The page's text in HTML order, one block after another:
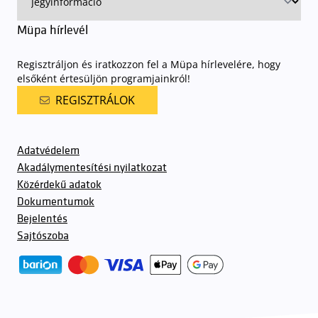
Müpa hírlevél
Regisztráljon és iratkozzon fel a Müpa hírlevelére, hogy
elsőként értesüljön programjainkról!
REGISZTRÁLOK
Adatvédelem
Akadálymentesítési nyilatkozat
Közérdekű adatok
Dokumentumok
Bejelentés
Sajtószoba